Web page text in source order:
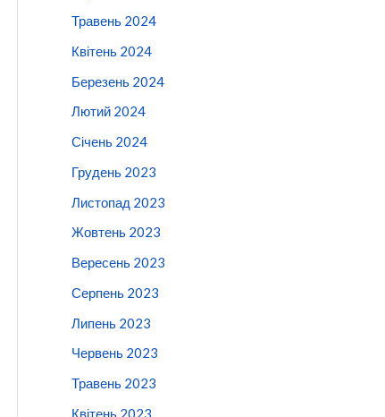
Травень 2024
Квітень 2024
Березень 2024
Лютий 2024
Січень 2024
Грудень 2023
Листопад 2023
Жовтень 2023
Вересень 2023
Серпень 2023
Липень 2023
Червень 2023
Травень 2023
Квітень 2023